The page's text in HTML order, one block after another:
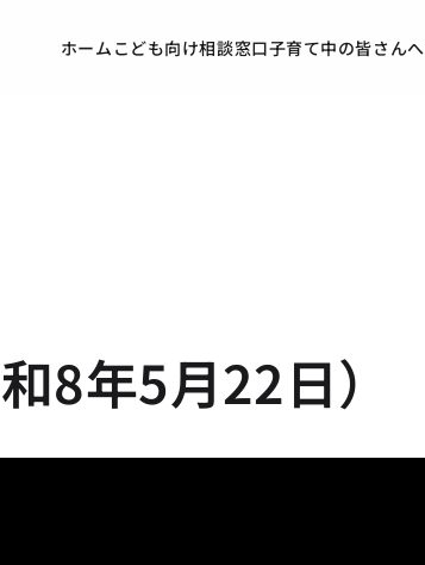
ホーム こども向け相談窓口子育て中の皆さんへ
8年5月22日）